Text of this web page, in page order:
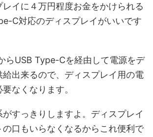
イに４万円程度お金をかけられる
C対応のディスプレイがいいです
らUSB Type-Cを経由して電源をデ
給出来るので、ディスプレイ用の電
なくなります。
すっきりしますよ。ディスプレイ
の口もいらなくなるからこれ便利で